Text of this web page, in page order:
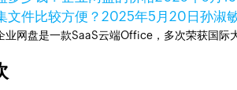
文件比较方便？2025年5月20日孙淑
业网盘是一款SaaS云端Office，多次荣获国际